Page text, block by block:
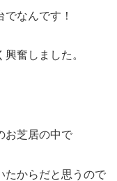
なんです！
奮しました。
お芝居の中で
たからだと思うので